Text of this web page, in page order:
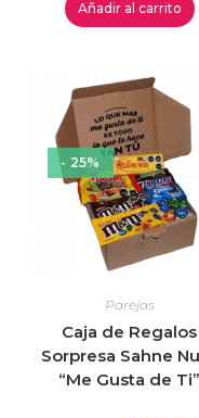
Añadir al carrito
- 25%
Parejas
Caja de Regalos
Sorpresa Sahne
“Me Gusta de Ti”